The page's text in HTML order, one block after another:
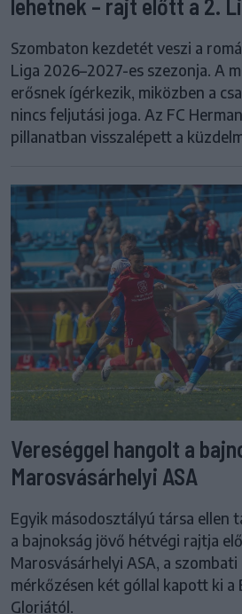
lehetnek – rajt előtt a 2.
Szombaton kezdetét veszi a
Liga 2026–2027-es szezonja. A
erősnek ígérkezik, miközben a
nincs feljutási joga. Az FC
pillanatban visszalépett a
Vereséggel hangolt a
Marosvásárhelyi ASA
Egyik másodosztályú társa
a bajnokság jövő hétvégi rajtja
Marosvásárhelyi ASA, a
mérkőzésen két góllal kapott ki a
Gloriától.